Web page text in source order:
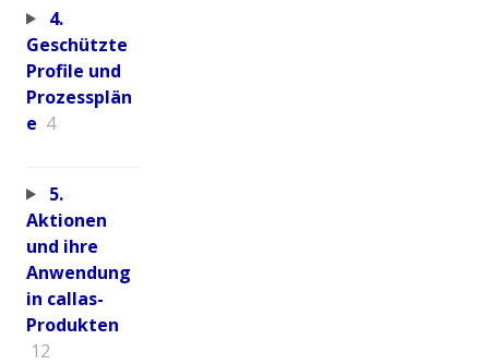
4.
Geschützte
Profile und
Prozessplän
e 4
5.
Aktionen
und ihre
Anwendung
in callas-
Produkten
12